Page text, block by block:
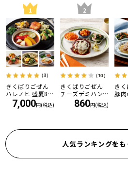
1
（3）
きくばりごぜん
ハレノヒ 盛夏8食
セット ・2026年
7月7,000円(税込)
2
（10）
きくばりごぜん
チーズデミハン
バーグ860円(税込)
き
豚
人気ランキングを